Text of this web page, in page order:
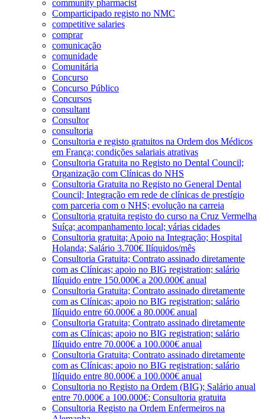
community pharmacist
Comparticipado registo no NMC
competitive salaries
comprar
comunicação
comunidade
Comunitária
Concurso
Concurso Público
Concursos
consultant
Consultor
consultoria
Consultoria e registo gratuitos na Ordem dos Médicos
em França; condições salariais atrativas
Consultoria Gratuita no Registo no Dental Council;
Organização com Clínicas do NHS
Consultoria Gratuita no Registo no General Dental
Council; Integração em rede de clínicas de prestígio
com parceria com o NHS; evolução na carreia
Consultoria gratuita registo do curso na Cruz Vermelha
Suíça; acompanhamento local; várias cidades
Consultoria gratuita; Apoio na Integração; Hospital
Holanda; Salário 3.700€ Ilíquidos/mês
Consultoria Gratuita; Contrato assinado diretamente
com as Clínicas; apoio no BIG registration; salário
Ilíquido entre 150.000€ a 200.000€ anual
Consultoria Gratuita; Contrato assinado diretamente
com as Clínicas; apoio no BIG registration; salário
Ilíquido entre 60.000€ a 80.000€ anual
Consultoria Gratuita; Contrato assinado diretamente
com as Clínicas; apoio no BIG registration; salário
Ilíquido entre 70.000€ a 100.000€ anual
Consultoria Gratuita; Contrato assinado diretamente
com as Clínicas; apoio no BIG registration; salário
Ilíquido entre 80.000€ a 100.000€ anual
Consultoria no Registo na Ordem (BIG); Salário anual
entre 70.000€ a 100.000€; Consultoria gratuita
Consultoria Registo na Ordem Enfermeiros na